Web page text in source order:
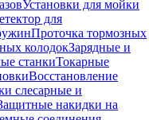
Установки для мойки
для
Проточка тормозных
колодокЗарядные и
станкиТокарные
Восстановление
слесарные и
накидки на